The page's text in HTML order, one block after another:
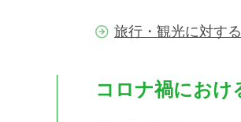
旅行・観光に対す
コロナ禍におけ